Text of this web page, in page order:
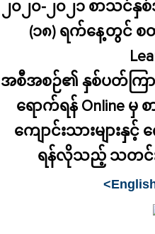
၂၀၂၀-၂၀၂၁ စာသင်
(၁၈) ရက်နေ့တွင် စ
အစီအစဉ်၏ နှစ်ပတ်က
ရောက်ရန် Online မှ
ကျောင်းသားများနှင့်
ရန်လိုသည့် သတင်